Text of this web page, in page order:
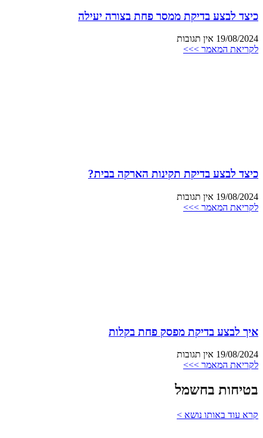
כיצד לבצע בדיקת ממסר פחת בצורה יעילה
19/08/2024 אין תגובות
לקריאת המאמר >>>
כיצד לבצע בדיקת תקינות הארקה בבית?
19/08/2024 אין תגובות
לקריאת המאמר >>>
איך לבצע בדיקת מפסק פחת בקלות
19/08/2024 אין תגובות
לקריאת המאמר >>>
בטיחות בחשמל
קרא עוד באותו נושא >